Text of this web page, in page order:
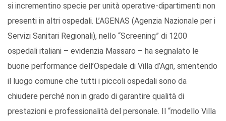
si incrementino specie per unità operative-dipartimenti non
presenti in altri ospedali. L’AGENAS (Agenzia Nazionale per i
Servizi Sanitari Regionali), nello “Screening” di 1200
ospedali italiani – evidenzia Massaro – ha segnalato le
buone performance dell’Ospedale di Villa d’Agri, smentendo
il luogo comune che tutti i piccoli ospedali sono da
chiudere perché non in grado di garantire qualità di
prestazioni e professionalità del personale. Il “modello Villa